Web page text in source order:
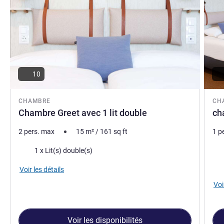
TAUCHNITZ Andre, Direction de l'hôtel
CHAMBRE
Chambre Greet avec 1 lit double
10
2 pers. max 15 m²/ 161 sq ft
Literie1 x Lit(s) double(s)
Voir les détails
Voir les disponibilités
1